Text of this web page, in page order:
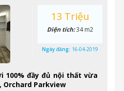
100% đầy đủ nội thất vừa
Orchard Parkview
13 Triệu
Diện tích:34 m2
Ngày đăng: 16-04-2019